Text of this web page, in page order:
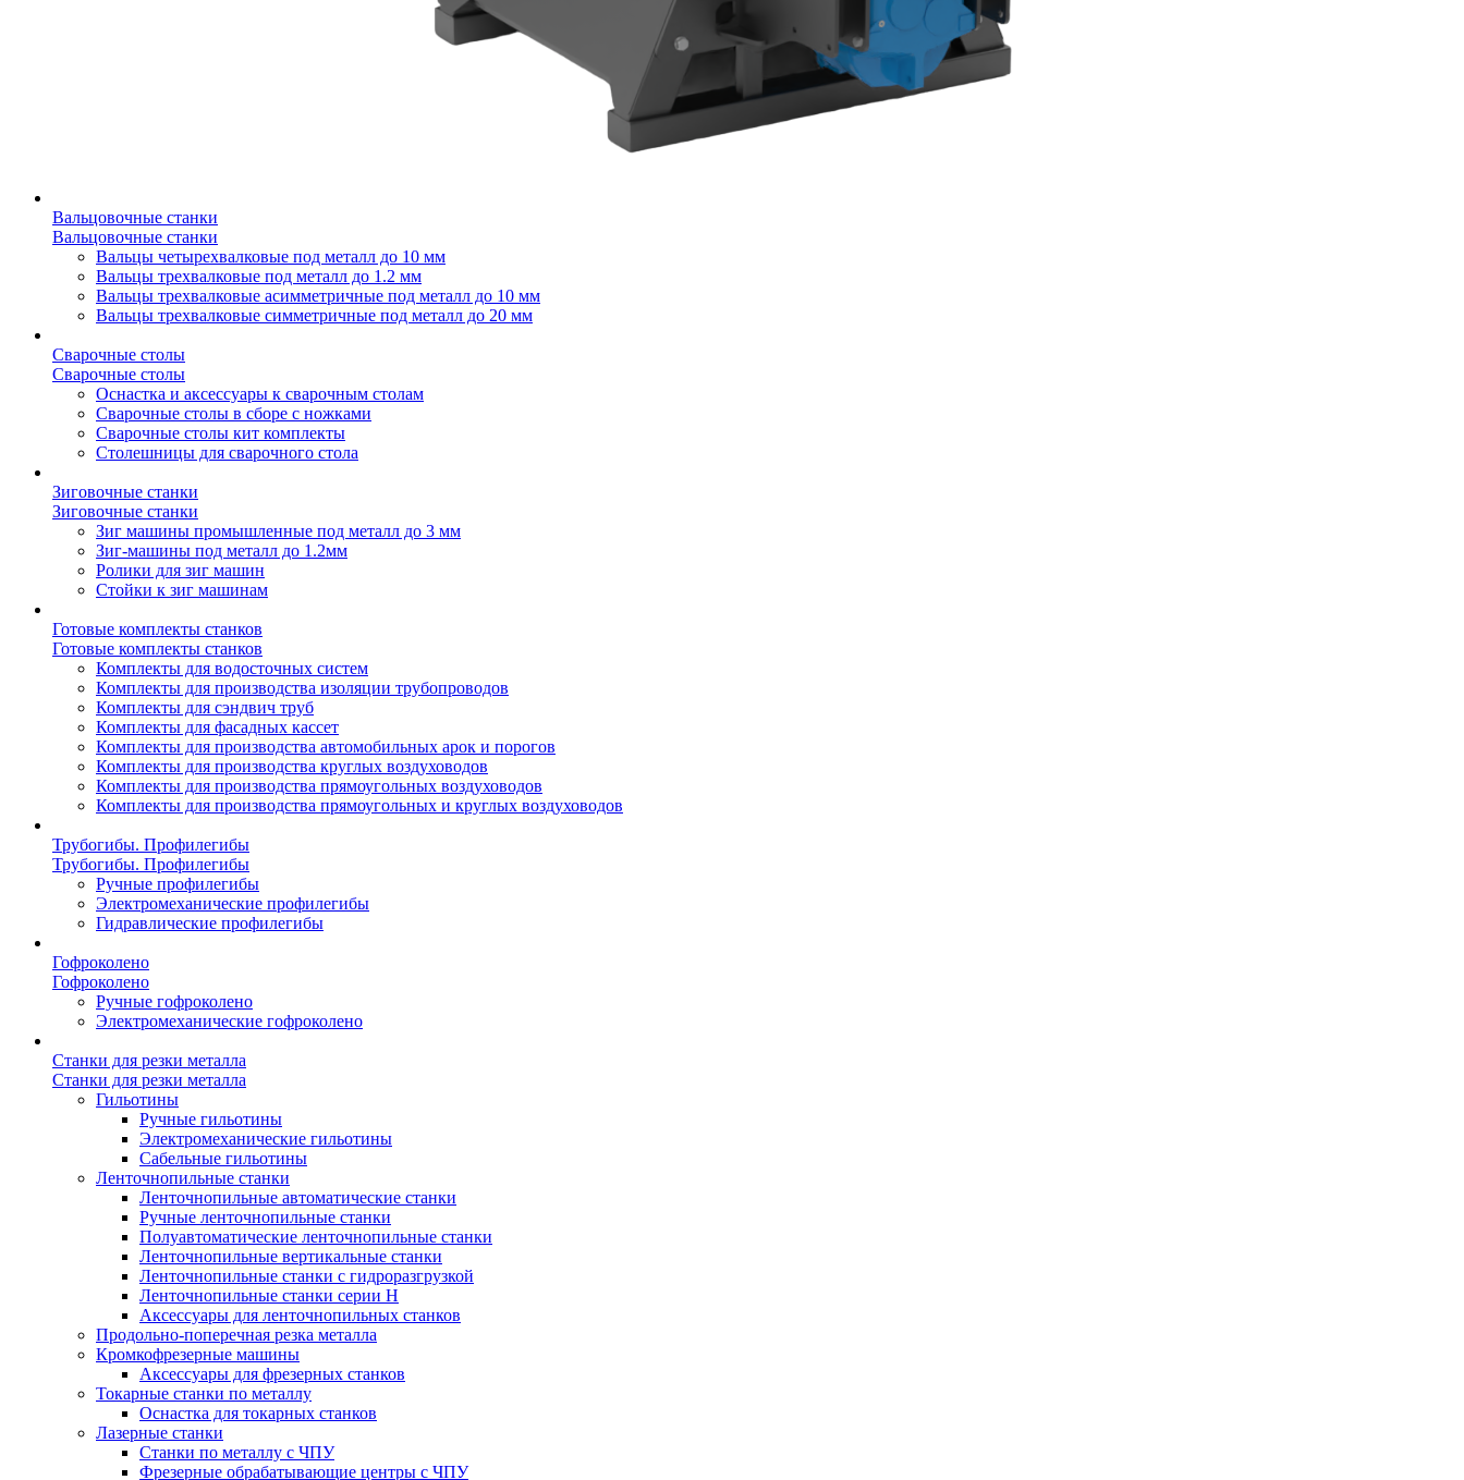
Вальцовочные станки
Вальцовочные станки
Вальцы четырехвалковые под металл до 10 мм
Вальцы трехвалковые под металл до 1.2 мм
Вальцы трехвалковые асимметричные под металл до 10 мм
Вальцы трехвалковые симметричные под металл до 20 мм
Сварочные столы
Сварочные столы
Оснастка и аксессуары к сварочным столам
Сварочные столы в сборе с ножками
Сварочные столы кит комплекты
Столешницы для сварочного стола
Зиговочные станки
Зиговочные станки
Зиг машины промышленные под металл до 3 мм
Зиг-машины под металл до 1.2мм
Ролики для зиг машин
Стойки к зиг машинам
Готовые комплекты станков
Готовые комплекты станков
Комплекты для водосточных систем
Комплекты для производства изоляции трубопроводов
Комплекты для сэндвич труб
Комплекты для фасадных кассет
Комплекты для производства автомобильных арок и порогов
Комплекты для производства круглых воздуховодов
Комплекты для производства прямоугольных воздуховодов
Комплекты для производства прямоугольных и круглых воздуховодов
Трубогибы. Профилегибы
Трубогибы. Профилегибы
Ручные профилегибы
Электромеханические профилегибы
Гидравлические профилегибы
Гофроколено
Гофроколено
Ручные гофроколено
Электромеханические гофроколено
Станки для резки металла
Станки для резки металла
Гильотины
Ручные гильотины
Электромеханические гильотины
Сабельные гильотины
Ленточнопильные станки
Ленточнопильные автоматические станки
Ручные ленточнопильные станки
Полуавтоматические ленточнопильные станки
Ленточнопильные вертикальные станки
Ленточнопильные станки с гидроразгрузкой
Ленточнопильные станки серии H
Аксессуары для ленточнопильных станков
Продольно-поперечная резка металла
Кромкофрезерные машины
Аксессуары для фрезерных станков
Токарные станки по металлу
Оснастка для токарных станков
Лазерные станки
Станки по металлу с ЧПУ
Фрезерные обрабатывающие центры с ЧПУ